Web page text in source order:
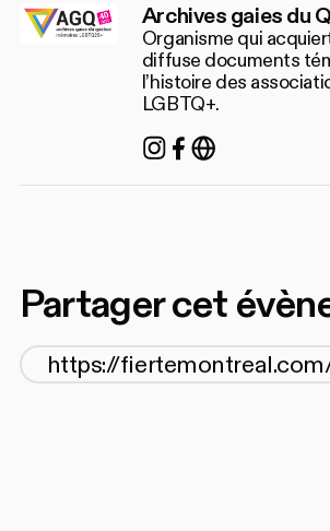
Archives gaies du
Organisme qui
diffuse documents
l’histoire des
LGBTQ+.
Instagram
Facebook
https://
Partager cet